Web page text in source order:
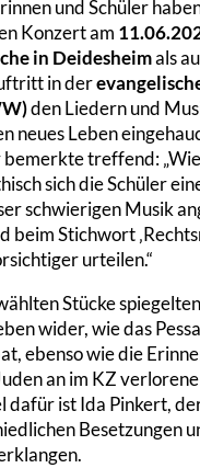
und Schüler
Konzert am
in Deidesheimals
in der
den Liedern und
neues Leben
bemerkte treffend:
sich die Schüler
schwierigen Musik
beim Stichwort
urteilen.“
Stücke
wider, wie das
ebenso wie die
an im KZ
dafür ist Ida Pinkert,
Besetzungen